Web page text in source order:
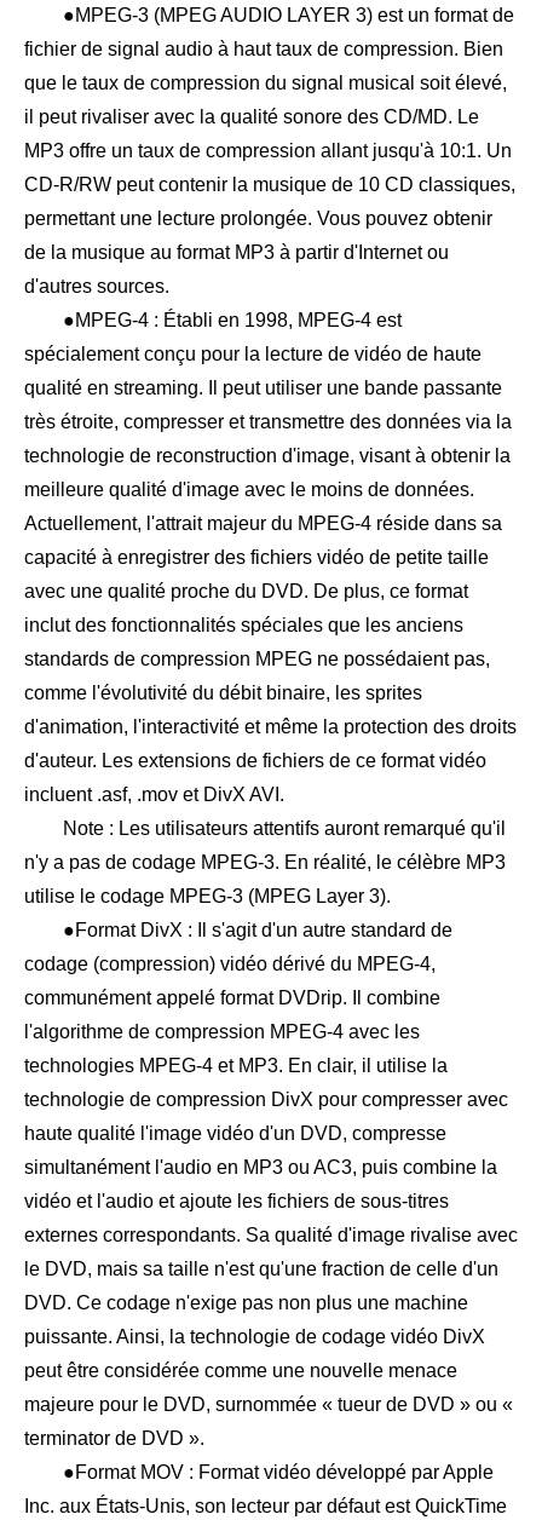
●MPEG-3 (MPEG AUDIO LAYER 3) est un format de
fichier de signal audio à haut taux de compression. Bien
que le taux de compression du signal musical soit élevé,
il peut rivaliser avec la qualité sonore des CD/MD. Le
MP3 offre un taux de compression allant jusqu'à 10:1. Un
CD-R/RW peut contenir la musique de 10 CD classiques,
permettant une lecture prolongée. Vous pouvez obtenir
de la musique au format MP3 à partir d'Internet ou
d'autres sources.
●MPEG-4 : Établi en 1998, MPEG-4 est
spécialement conçu pour la lecture de vidéo de haute
qualité en streaming. Il peut utiliser une bande passante
très étroite, compresser et transmettre des données via la
technologie de reconstruction d'image, visant à obtenir la
meilleure qualité d'image avec le moins de données.
Actuellement, l'attrait majeur du MPEG-4 réside dans sa
capacité à enregistrer des fichiers vidéo de petite taille
avec une qualité proche du DVD. De plus, ce format
inclut des fonctionnalités spéciales que les anciens
standards de compression MPEG ne possédaient pas,
comme l'évolutivité du débit binaire, les sprites
d'animation, l'interactivité et même la protection des droits
d'auteur. Les extensions de fichiers de ce format vidéo
incluent .asf, .mov et DivX AVI.
Note : Les utilisateurs attentifs auront remarqué qu'il
n'y a pas de codage MPEG-3. En réalité, le célèbre MP3
utilise le codage MPEG-3 (MPEG Layer 3).
●Format DivX : Il s'agit d'un autre standard de
codage (compression) vidéo dérivé du MPEG-4,
communément appelé format DVDrip. Il combine
l'algorithme de compression MPEG-4 avec les
technologies MPEG-4 et MP3. En clair, il utilise la
technologie de compression DivX pour compresser avec
haute qualité l'image vidéo d'un DVD, compresse
simultanément l'audio en MP3 ou AC3, puis combine la
vidéo et l'audio et ajoute les fichiers de sous-titres
externes correspondants. Sa qualité d'image rivalise avec
le DVD, mais sa taille n'est qu'une fraction de celle d'un
DVD. Ce codage n'exige pas non plus une machine
puissante. Ainsi, la technologie de codage vidéo DivX
peut être considérée comme une nouvelle menace
majeure pour le DVD, surnommée « tueur de DVD » ou «
terminator de DVD ».
●Format MOV : Format vidéo développé par Apple
Inc. aux États-Unis, son lecteur par défaut est QuickTime